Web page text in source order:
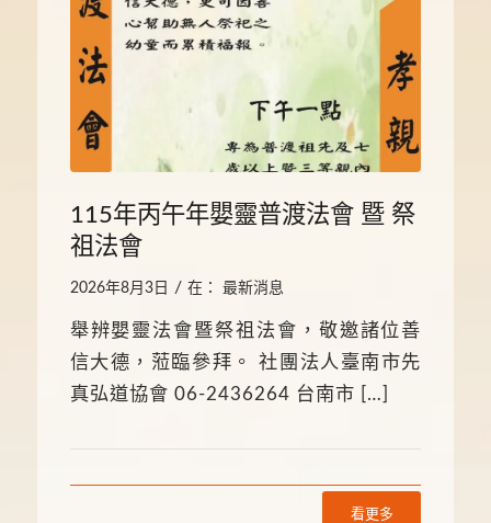
115年丙午年嬰靈普渡法會 暨 祭
祖法會
2026年8月3日 / 在： 最新消息
舉辨嬰靈法會暨祭祖法會，敬邀諸位善
信大德，蒞臨參拜。 社團法人臺南市先
真弘道協會 06-2436264 台南市 […]
看更多